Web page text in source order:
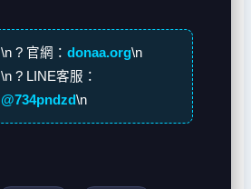
\n? 官網：donaa.org\n
\n? LINE客服：
@734pndzd\n